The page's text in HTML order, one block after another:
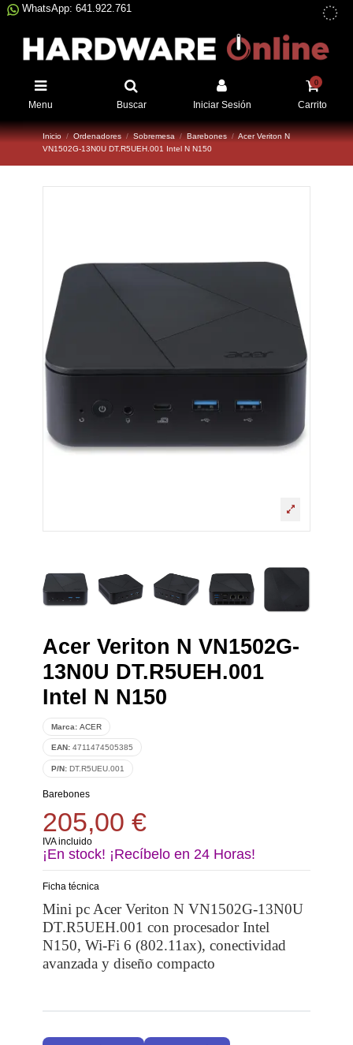
WhatsApp: 641.922.761
Menu Buscar Iniciar Sesión
0
Carrito
Inicio Ordenadores Sobremesa Barebones
Acer Veriton N
VN1502G-13N0U DT.R5UEH.001 Intel N N150
Acer Veriton N VN1502G-
13N0U DT.R5UEH.001
Intel N N150
Marca: ACER
EAN: 4711474505385
P/N: DT.R5UEU.001
Barebones
205,00 €
IVA incluido
¡En stock! ¡Recíbelo en 24 Horas!
Ficha técnica
Mini pc Acer Veriton N VN1502G-13N0U
DT.R5UEH.001 con procesador Intel
N150, Wi-Fi 6 (802.11ax), conectividad
avanzada y diseño compacto